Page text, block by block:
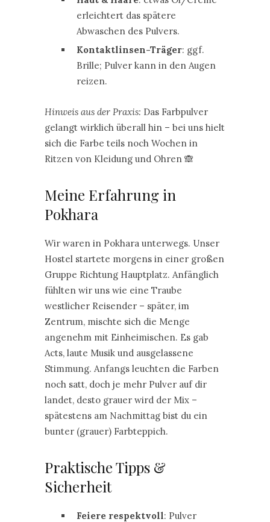
erleichtert das spätere
Abwaschen des Pulvers.
Kontaktlinsen-Träger: ggf.
Brille; Pulver kann in den Augen
reizen.
Hinweis aus der Praxis: Das Farbpulver
gelangt wirklich überall hin – bei uns hielt
sich die Farbe teils noch Wochen in
Ritzen von Kleidung und Ohren 🙈
Meine Erfahrung in
Pokhara
Wir waren in Pokhara unterwegs. Unser
Hostel startete morgens in einer großen
Gruppe Richtung Hauptplatz. Anfänglich
fühlten wir uns wie eine Traube
westlicher Reisender – später, im
Zentrum, mischte sich die Menge
angenehm mit Einheimischen. Es gab
Acts, laute Musik und ausgelassene
Stimmung. Anfangs leuchten die Farben
noch satt, doch je mehr Pulver auf dir
landet, desto grauer wird der Mix –
spätestens am Nachmittag bist du ein
bunter (grauer) Farbteppich.
Praktische Tipps &
Sicherheit
Feiere respektvoll: Pulver